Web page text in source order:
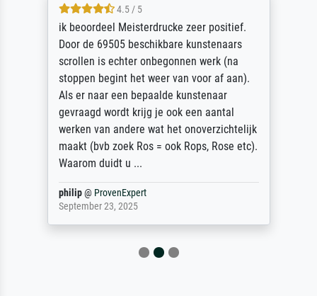
4.5 / 5
ik beoordeel Meisterdrucke zeer positief.
Door de 69505 beschikbare kunstenaars
scrollen is echter onbegonnen werk (na
stoppen begint het weer van voor af aan).
Als er naar een bepaalde kunstenaar
gevraagd wordt krijg je ook een aantal
werken van andere wat het onoverzichtelijk
maakt (bvb zoek Ros = ook Rops, Rose etc).
Waarom duidt u ...
philip@ ProvenExpert
September 23, 2025